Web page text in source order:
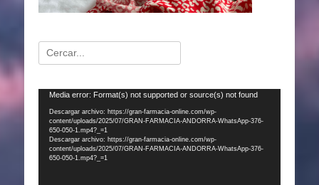
Buscar:
Reproductor
vídeo
Media error: Format(s) not supported or source(s) not found
Descargar archivo: https://gran-farmacia-online.com/wp-
content/uploads/2025/07/GRAN-FARMACIA-ANDORRA-WhatsApp-376-
650-050-1.mp4?_=1
Descargar archivo: https://gran-farmacia-online.com/wp-
content/uploads/2025/07/GRAN-FARMACIA-ANDORRA-WhatsApp-376-
650-050-1.mp4?_=1